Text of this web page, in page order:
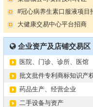
大健康交易中心平台招商
膝关节修复药物融资计划
华北某药厂转让（年利有
某医药销售团队寻求品种大
“粤省心”为企业定制专业化
【专注投资】城投 交投 建
【寻求合作】海外代理、慈
某资方在全国大量求购各地
企业资产及店铺交易区
医院、门诊、诊所、医馆
批文批件专利商标知识产
药品生产、经营企业
二手设备与资产